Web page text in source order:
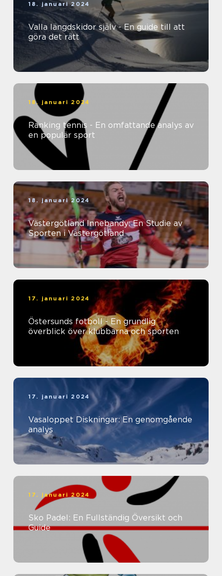
18. januari 2024
Valla längdskidor själv - En guide till att
göra det rätt
18. januari 2024
Ranking tennis - En omfattande analys av
en populär sport
18. januari 2024
Västergötland Innebandy: En Studie av
Sporten i Västergötland
17. januari 2024
Östersunds fotboll - En grundlig
överblick över klubbarna och sporten
17. januari 2024
Vasaloppet Diskningar: En genomgående
analys
17. januari 2024
Sko Padel: En Fullständig Översikt och
Guide